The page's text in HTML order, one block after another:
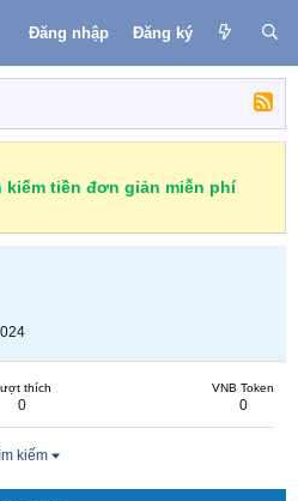
Đăng nhập Đăng ký
kiếm tiền đơn giản miễn phí
thích
0
VNB Token
0
kiếm